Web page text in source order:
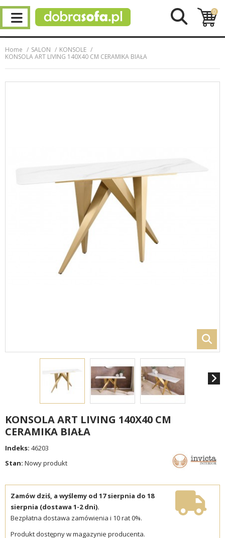
0
Home SALON
KONSOLE
KONSOLA ART LIVING 140X40 CM CERAMIKA BIAŁA
KONSOLA ART LIVING 140X40 CM
CERAMIKA BIAŁA
Indeks: 46203
Stan: Nowy produkt
Zamów dziś, a wyślemy od 17 sierpnia do 18
sierpnia (dostawa 1-2 dni).
Bezpłatna dostawa zamówienia i 10 rat 0%.
Produkt dostępny w magazynie producenta.